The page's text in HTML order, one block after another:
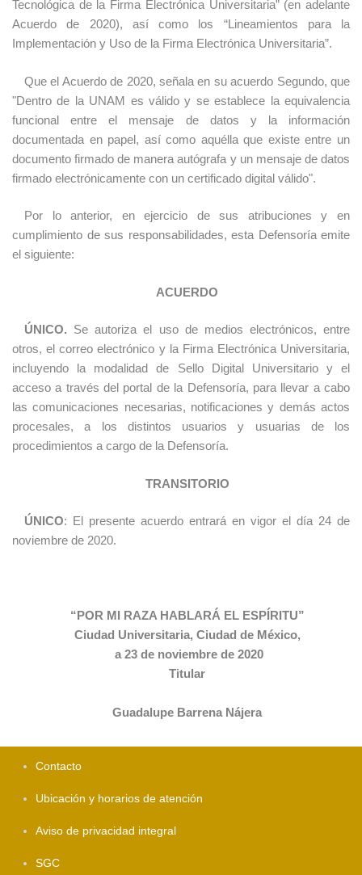
Tecnológica de la Firma Electrónica Universitaria” (en adelante
Acuerdo de 2020), así como los “Lineamientos para la
Implementación y Uso de la Firma Electrónica Universitaria”.
Que el Acuerdo de 2020, señala en su acuerdo Segundo, que
"Dentro de la UNAM es válido y se establece la equivalencia
funcional entre el mensaje de datos y la información
documentada en papel, así como aquélla que existe entre un
documento firmado de manera autógrafa y un mensaje de datos
firmado electrónicamente con un certificado digital válido".
Por lo anterior, en ejercicio de sus atribuciones y en
cumplimiento de sus responsabilidades, esta Defensoría emite
el siguiente:
ACUERDO
ÚNICO. Se autoriza el uso de medios electrónicos, entre
otros, el correo electrónico y la Firma Electrónica Universitaria,
incluyendo la modalidad de Sello Digital Universitario y el
acceso a través del portal de la Defensoría, para llevar a cabo
las comunicaciones necesarias, notificaciones y demás actos
procesales, a los distintos usuarios y usuarias de los
procedimientos a cargo de la Defensoría.
TRANSITORIO
ÚNICO: El presente acuerdo entrará en vigor el día 24 de
noviembre de 2020.
“POR MI RAZA HABLARÁ EL ESPÍRITU”
Ciudad Universitaria, Ciudad de México,
a 23 de noviembre de 2020
Titular
Guadalupe Barrena Nájera
Contacto
Ubicación y horarios de atención
Aviso de privacidad integral
SGC